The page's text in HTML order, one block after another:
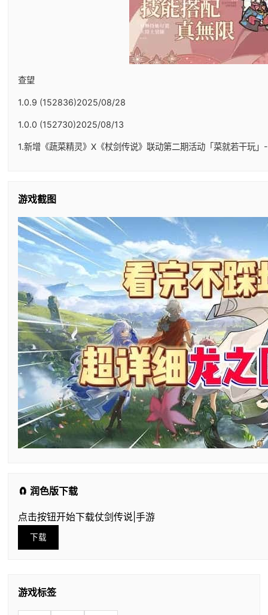
查望
1.0.9 (152836)2025/08/28
1.0.0 (152730)2025/08/13
1.新增《蔬菜精灵》X《杖剑传说》联动第二期活动「菜就若干玩
游戏截图
🧲 润色版下载
点击按钮开始下载仗剑传说|手游
下载
游戏标签